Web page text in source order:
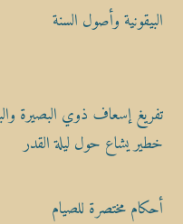
البيقونية وأصول السنة
تفريغ إسعاف ذوي البصيرة
خطير يشاع حول ليلة القدر
أحكام مختصرة للصيام